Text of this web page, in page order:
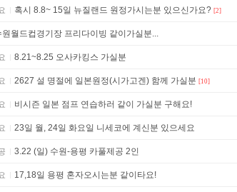
혹시 8.8~ 15일 뉴질랜드 원정가시는분 있으신가요? [2]
월드컵경기장 프리다이빙 같이가실분...
8.21~8.25 오사카킹스 가실분
2627 설 명절에 일본원정(시가고겐) 함께 가실분 [10]
비시즌 일본 점프 연습하러 같이 가실분 구해요!
23일 월, 24일 화요일 니세코에 계신분 있으세요
3.22 (일) 수원-용평 카풀제공 2인
17,18일 용평 혼자오시는분 같이타요!